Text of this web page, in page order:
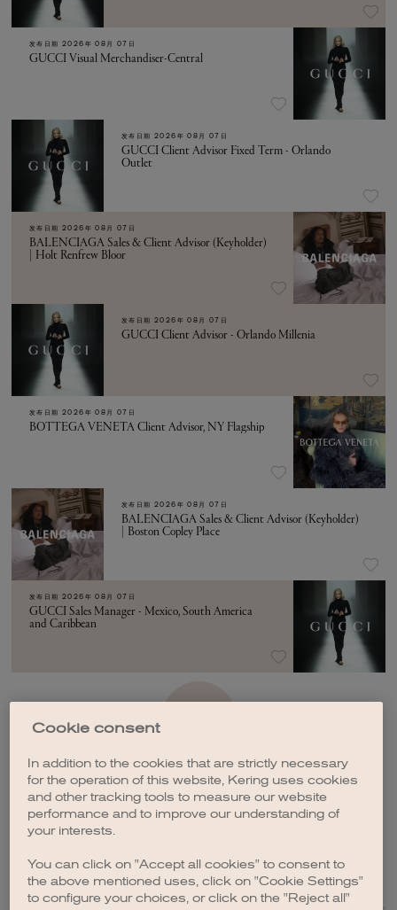
发布日期 2026年 08月 07日
GUCCI Visual Merchandiser-Central
发布日期 2026年 08月 07日
GUCCI Client Advisor Fixed Term - Orlando
Outlet
发布日期 2026年 08月 07日
BALENCIAGA Sales & Client Advisor (Keyholder)
| Holt Renfrew Bloor
发布日期 2026年 08月 07日
GUCCI Client Advisor - Orlando Millenia
发布日期 2026年 08月 07日
BOTTEGA VENETA Client Advisor, NY Flagship
发布日期 2026年 08月 07日
BALENCIAGA Sales & Client Advisor (Keyholder)
| Boston Copley Place
发布日期 2026年 08月 07日
GUCCI Sales Manager - Mexico, South America
and Caribbean
Cookie consent
In addition to the cookies that are strictly necessary
for the operation of this website, Kering uses cookies
and other tracking tools to measure our website
performance and to improve our understanding of
your interests.
You can click on "Accept all cookies" to consent to
the above mentioned uses, click on "Cookie Settings"
to configure your choices, or click on the "Reject all"